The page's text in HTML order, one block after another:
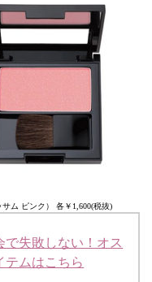
ム ピンク） 各￥1,600(税抜)
で失敗しない！オス
テムはこちら